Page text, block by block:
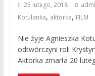
25 lutego, 2018
Kotulanka, aktorka, FILM
Nie żyje Agnieszka
odtwórczyni roli
Aktorka zmarła 20